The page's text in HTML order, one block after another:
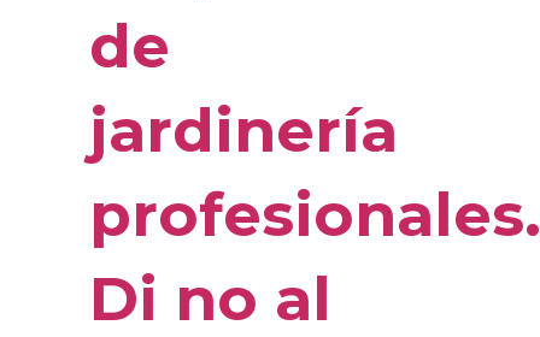
de
jardinería
profesionales.
Di no al